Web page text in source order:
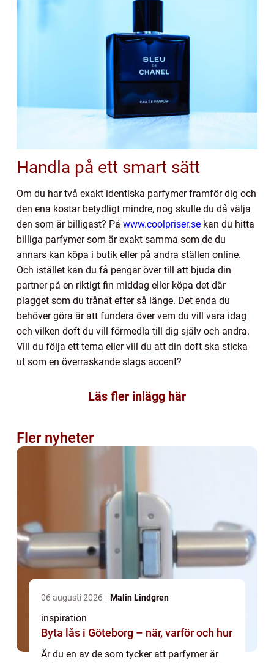
Handla på ett smart sätt
Om du har två exakt identiska parfymer framför dig och
den ena kostar betydligt mindre, nog skulle du då välja
den som är billigast? På www.coolpriser.se kan du hitta
billiga parfymer som är exakt samma som de du
annars kan köpa i butik eller på andra ställen online.
Och istället kan du få pengar över till att bjuda din
partner på en riktigt fin middag eller köpa det där
plagget som du trånat efter så länge. Det enda du
behöver göra är att fundera över vem du vill vara idag
och vilken doft du vill förmedla till dig själv och andra.
Vill du följa ett tema eller vill du att din doft ska sticka
ut som en överraskande slags accent?
Läs fler inlägg här
Fler nyheter
06 augusti 2026 Malin Lindgren
inspiration
Byta lås i Göteborg – när, varför och hur
Är du en av de som tycker att parfymer är